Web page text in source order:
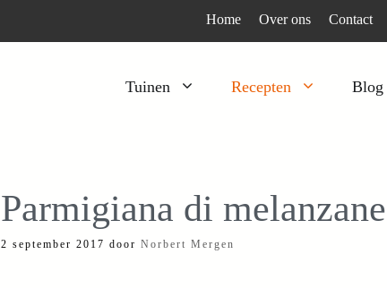
Home Over ons Contact
Tuinen Recepten Blog
Kruiden
Moestuin
Parmigiana di melanzane
2 september 2017 door Norbert Mergen